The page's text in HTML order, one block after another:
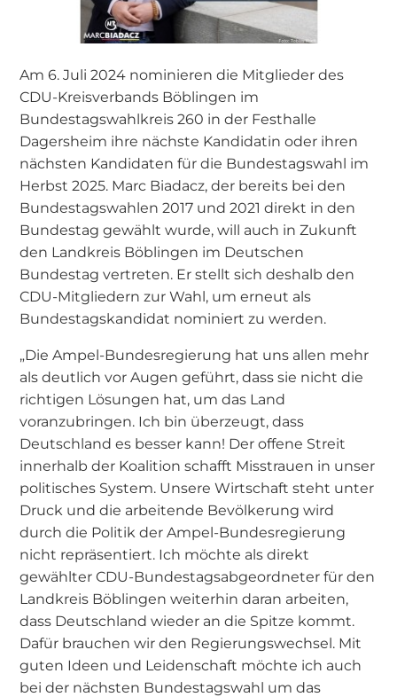
Am 6. Juli 2024 nominieren die Mitglieder des
CDU-Kreisverbands Böblingen im
Bundestagswahlkreis 260 in der Festhalle
Dagersheim ihre nächste Kandidatin oder ihren
nächsten Kandidaten für die Bundestagswahl im
Herbst 2025. Marc Biadacz, der bereits bei den
Bundestagswahlen 2017 und 2021 direkt in den
Bundestag gewählt wurde, will auch in Zukunft
den Landkreis Böblingen im Deutschen
Bundestag vertreten. Er stellt sich deshalb den
CDU-Mitgliedern zur Wahl, um erneut als
Bundestagskandidat nominiert zu werden.
„Die Ampel-Bundesregierung hat uns allen mehr
als deutlich vor Augen geführt, dass sie nicht die
richtigen Lösungen hat, um das Land
voranzubringen. Ich bin überzeugt, dass
Deutschland es besser kann! Der offene Streit
innerhalb der Koalition schafft Misstrauen in unser
politisches System. Unsere Wirtschaft steht unter
Druck und die arbeitende Bevölkerung wird
durch die Politik der Ampel-Bundesregierung
nicht repräsentiert. Ich möchte als direkt
gewählter CDU-Bundestagsabgeordneter für den
Landkreis Böblingen weiterhin daran arbeiten,
dass Deutschland wieder an die Spitze kommt.
Dafür brauchen wir den Regierungswechsel. Mit
guten Ideen und Leidenschaft möchte ich auch
bei der nächsten Bundestagswahl um das